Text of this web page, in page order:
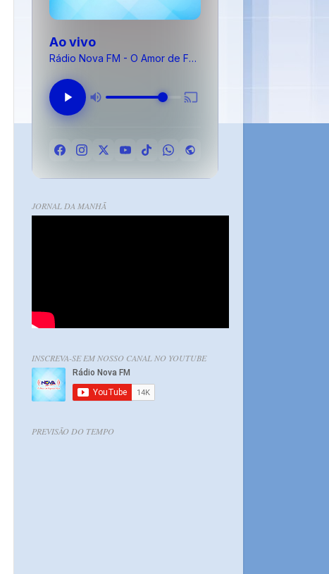
Ao vivo
Rádio Nova FM - O Amor de Fazenda Nova
JORNAL DA MANHÃ
INSCREVA-SE EM NOSSO CANAL NO YOUTUBE
PREVISÃO DO TEMPO